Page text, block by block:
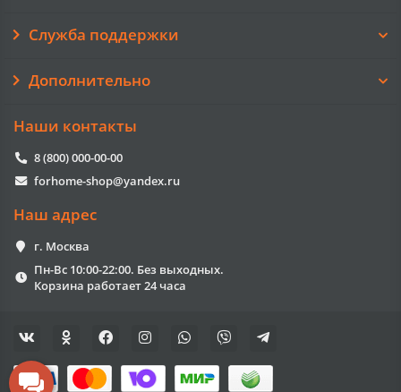
Служба поддержки
Дополнительно
Наши контакты
8 (800) 000-00-00
forhome-shop@yandex.ru
Наш адрес
г. Москва
Пн-Вс 10:00-22:00. Без выходных.
Корзина работает 24 часа